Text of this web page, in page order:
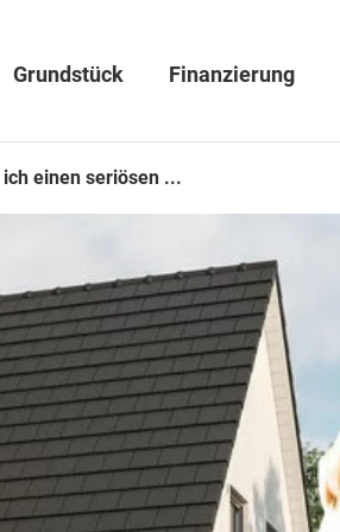
Grundstück Finanzierung
einen seriösen ...